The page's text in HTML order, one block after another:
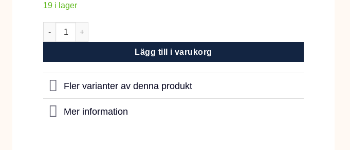
19 i lager
JR Farm Ängsörter 150g mängd
Lägg till i varukorg
Fler varianter av denna produkt
Mer information